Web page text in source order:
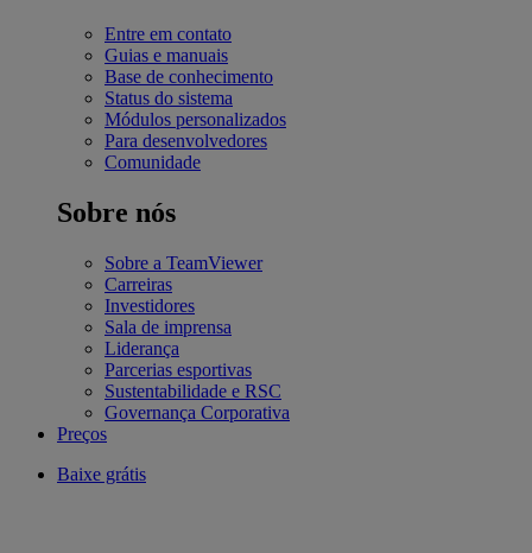
Entre em contato
Guias e manuais
Base de conhecimento
Status do sistema
Módulos personalizados
Para desenvolvedores
Comunidade
Sobre nós
Sobre a TeamViewer
Carreiras
Investidores
Sala de imprensa
Liderança
Parcerias esportivas
Sustentabilidade e RSC
Governança Corporativa
Preços
Baixe grátis